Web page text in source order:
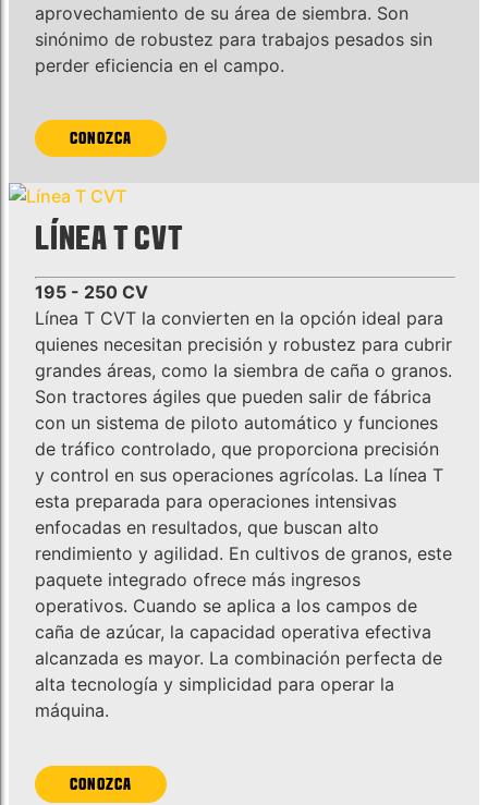
aprovechamiento de su área de siembra. Son
sinónimo de robustez para trabajos pesados sin
perder eficiencia en el campo.
CONOZCA
LÍNEA T CVT
195 - 250 CV
Línea T CVT la convierten en la opción ideal para
quienes necesitan precisión y robustez para cubrir
grandes áreas, como la siembra de caña o granos.
Son tractores ágiles que pueden salir de fábrica
con un sistema de piloto automático y funciones
de tráfico controlado, que proporciona precisión
y control en sus operaciones agrícolas. La línea T
esta preparada para operaciones intensivas
enfocadas en resultados, que buscan alto
rendimiento y agilidad. En cultivos de granos, este
paquete integrado ofrece más ingresos
operativos. Cuando se aplica a los campos de
caña de azúcar, la capacidad operativa efectiva
alcanzada es mayor. La combinación perfecta de
alta tecnología y simplicidad para operar la
máquina.
CONOZCA